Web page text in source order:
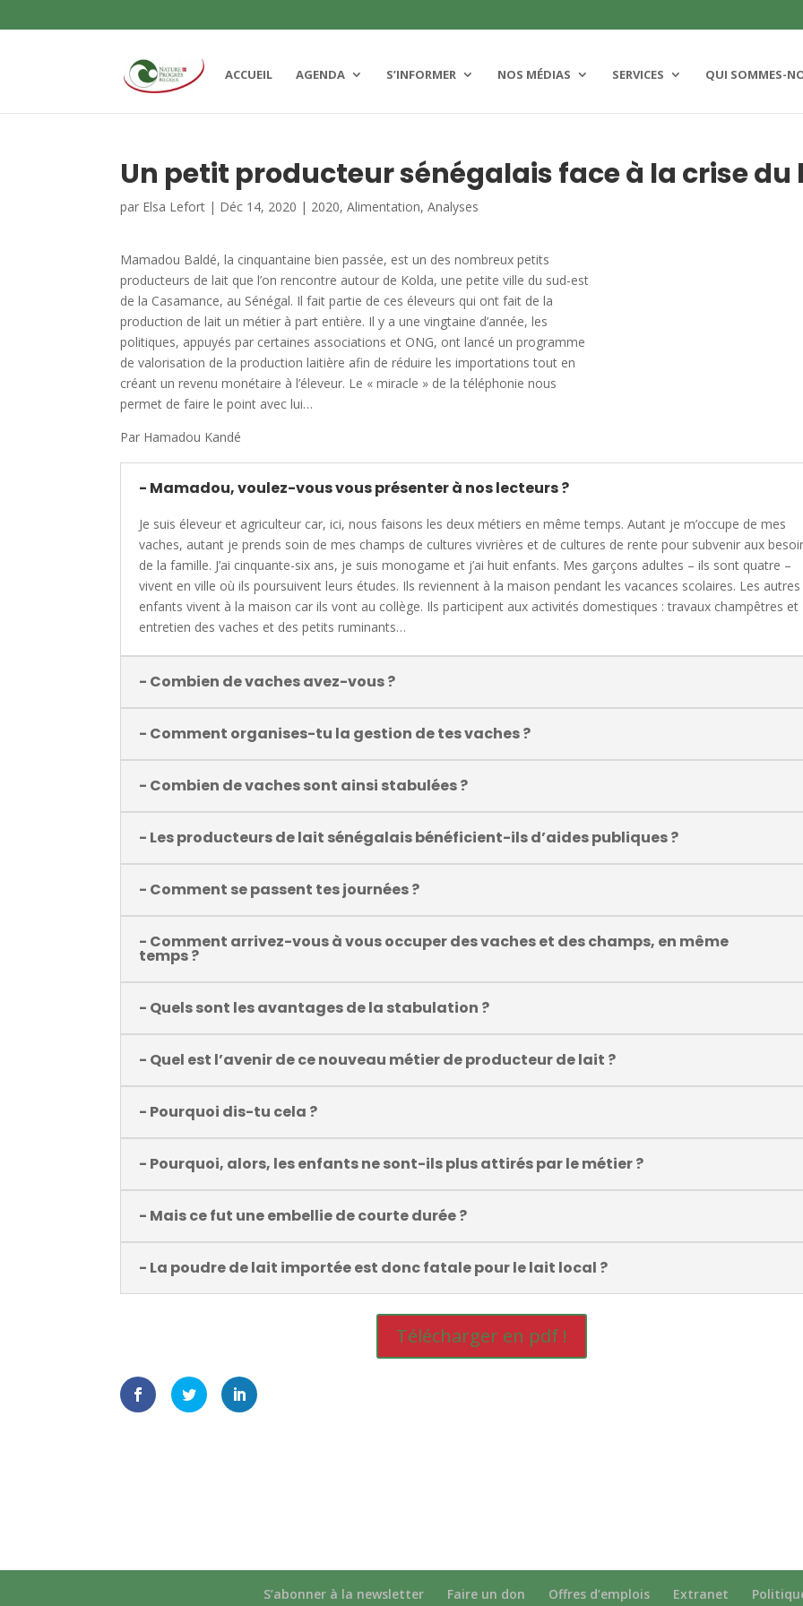
ACCUEIL AGENDA S’INFORMER NOS MÉDIAS SERVICES QUI SOMMES-
Un petit producteur sénégalais face à la crise du
par Elsa Lefort | Déc 14, 2020 | 2020,Alimentation,Analyses
Mamadou Baldé, la cinquantaine bien passée, est un des nombreux petits
producteurs de lait que l’on rencontre autour de Kolda, une petite ville du sud-est
de la Casamance, au Sénégal. Il fait partie de ces éleveurs qui ont fait de la
production de lait un métier à part entière. Il y a une vingtaine d’année, les
politiques, appuyés par certaines associations et ONG, ont lancé un programme
de valorisation de la production laitière afin de réduire les importations tout en
créant un revenu monétaire à l’éleveur. Le « miracle » de la téléphonie nous
permet de faire le point avec lui…
Par Hamadou Kandé
- Mamadou, voulez-vous vous présenter à nos lecteurs ?
Je suis éleveur et agriculteur car, ici, nous faisons les deux métiers en même temps. Autant je m’occupe de mes
vaches, autant je prends soin de mes champs de cultures vivrières et de cultures de rente pour subvenir aux
de la famille. J’ai cinquante-six ans, je suis monogame et j’ai huit enfants. Mes garçons adultes – ils sont quatre –
vivent en ville où ils poursuivent leurs études. Ils reviennent à la maison pendant les vacances scolaires. Les autres
enfants vivent à la maison car ils vont au collège. Ils participent aux activités domestiques : travaux champêtres et
entretien des vaches et des petits ruminants…
- Combien de vaches avez-vous ?
- Comment organises-tu la gestion de tes vaches ?
- Combien de vaches sont ainsi stabulées ?
- Les producteurs de lait sénégalais bénéficient-ils d’aides publiques ?
- Comment se passent tes journées ?
- Comment arrivez-vous à vous occuper des vaches et des champs, en même
temps ?
- Quels sont les avantages de la stabulation ?
- Quel est l’avenir de ce nouveau métier de producteur de lait ?
- Pourquoi dis-tu cela ?
- Pourquoi, alors, les enfants ne sont-ils plus attirés par le métier ?
- Mais ce fut une embellie de courte durée ?
- La poudre de lait importée est donc fatale pour le lait local ?
Télécharger en pdf !
S’abonner à la newsletter Faire un don Offres d’emplois Extranet